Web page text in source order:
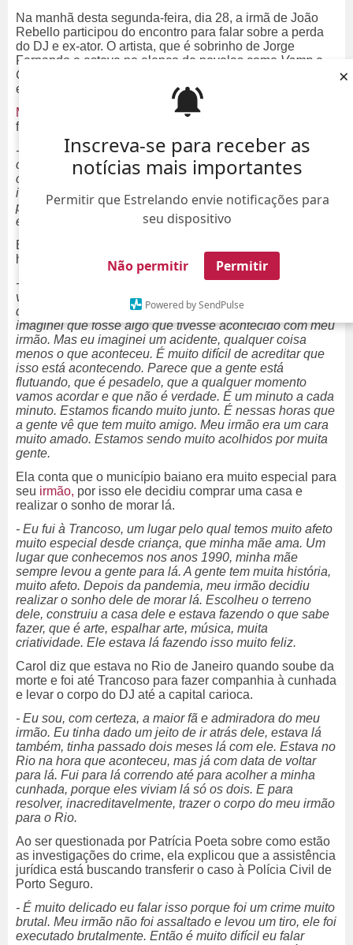
Inscreva-se para receber as
notícias mais importantes
Permitir que Estrelando envie notificações para
seu dispositivo
Não permitir Permitir
Powered by SendPulse
×
Na manhã desta segunda-feira, dia 28, a irmã de João
Rebello participou do encontro para falar sobre a perda
do DJ e ex-ator. O artista, que é sobrinho de Jorge
Fernando e esteve no elenco de novelas como Vamp e
Cambalacho
enquanto aguardava uma amiga em Trancoso, na Bahia.
Maria Carol Rebello
começou destacando como a sua
família tem um vínculo muito próximo.
- Eu estava em casa, somos uma família que tem uma
conexão muito grande, somos muito unidos, nos falamos
o tempo inteiro. Eu havia acabado de falar com meu
irmão de tarde, minha mãe tinha acabado de conversar
por horas com ele, a gente está sempre dando espaços,
escolhendo as coisas e decidindo junto.
Em seguida revelou que quem deu a notícia de que
havia morrido foi sua cunhada, Karine Santana.
- Minha cunhada me ligou, a Karine. Eu saí do banho, na
verdade, tinha uma mensagem dela. Naquela coisa de
quem tem uma sensibilidade um pouco mais apurada,
imaginei que fosse algo que tivesse acontecido com meu
irmão. Mas eu imaginei um acidente, qualquer coisa
menos o que aconteceu. É muito difícil de acreditar que
isso está acontecendo. Parece que a gente está
flutuando, que é pesadelo, que a qualquer momento
vamos acordar e que não é verdade. É um minuto a cada
minuto. Estamos ficando muito junto. É nessas horas que
a gente vê que tem muito amigo. Meu irmão era um cara
muito amado. Estamos sendo muito acolhidos por muita
gente.
Ela conta que o município baiano era muito especial para
seu irmão, por isso ele decidiu comprar uma casa e
realizar o sonho de morar lá.
- Eu fui à Trancoso, um lugar pelo qual temos muito afeto
muito especial desde criança, que minha mãe ama. Um
lugar que conhecemos nos anos 1990, minha mãe
sempre levou a gente para lá. A gente tem muita história,
muito afeto. Depois da pandemia, meu irmão decidiu
realizar o sonho dele de morar lá. Escolheu o terreno
dele, construiu a casa dele e estava fazendo o que sabe
fazer, que é arte, espalhar arte, música, muita
criatividade. Ele estava lá fazendo isso muito feliz.
Carol diz que estava no Rio de Janeiro quando soube da
morte e foi até Trancoso para fazer companhia à cunhada
e levar o corpo do DJ até a capital carioca.
- Eu sou, com certeza, a maior fã e admiradora do meu
irmão. Eu tinha dado um jeito de ir atrás dele, estava lá
também, tinha passado dois meses lá com ele. Estava no
Rio na hora que aconteceu, mas já com data de voltar
para lá. Fui para lá correndo até para acolher a minha
cunhada, porque eles viviam lá só os dois. E para
resolver, inacreditavelmente, trazer o corpo do meu irmão
para o Rio.
Ao ser questionada por Patrícia Poeta sobre como estão
as investigações do crime, ela explicou que a assistência
jurídica está buscando transferir o caso à Polícia Civil de
Porto Seguro.
- É muito delicado eu falar isso porque foi um crime muito
brutal. Meu irmão não foi assaltado e levou um tiro, ele foi
executado brutalmente. Então é muito difícil eu falar